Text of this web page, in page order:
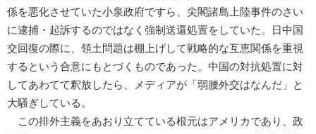
係を悪化させていた小泉政府ですら、尖閣諸島上陸事件のさい
に逮捕・起訴するのではなく強制送還処置をしていた。日中国
交回復の際に、領土問題は棚上げして戦略的な互恵関係を重視
するという合意にもとづくものであった。中国の対抗処置に対
してあわてて釈放したら、メディアが「弱腰外交はなんだ」と
大騒ぎしている。
この排外主義をあおり立てている根元はアメリカであり、政